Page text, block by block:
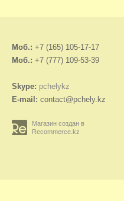
Моб.: +7 (165) 105-17-17
Моб.: +7 (777) 109-53-39
Skype: pchelykz
E-mail: contact@pchely.kz
Магазин создан в
Recommerce.kz